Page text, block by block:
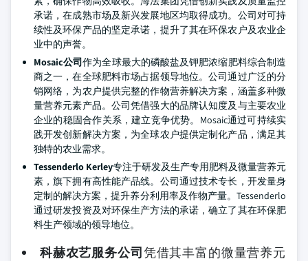
承诺，在成熟市场及新兴发展地区均取得成功。公司对可持
续性及环保产品的坚定承诺，提升了其在环保农户及农业企
业中的声誉。
Mosaic公司作为全球最大的磷酸盐及钾肥浓缩肥料综合制造
商之一，在全球肥料市场占据领导地位。公司通过广泛的分
销网络，为农户提供完整的作物营养解决方案，涵盖多种微
量营养元素产品。公司凭借强大的品牌认知度及与主要农业
企业的稳固合作关系，建立竞争优势。Mosaic通过可持续实
践开发创新解决方案，为全球农户提供定制化产品，满足其
独特的农业需求。
Tessenderlo Kerley专注于研发及生产专用肥料及微量营养元
素，旗下拥有高性能产品线。公司通过技术专长，开发量身
定制的解决方案，提升养分利用率及作物产量。Tessenderlo
通过研发投资及对环保生产方法的承诺，确立了其在环保肥
料生产领域的领导地位。
科赫农艺服务公司凭借其丰富的微量营养元